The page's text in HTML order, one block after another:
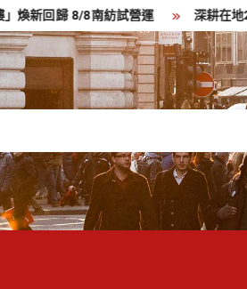
8南紡試營運 深耕在地20載！華山